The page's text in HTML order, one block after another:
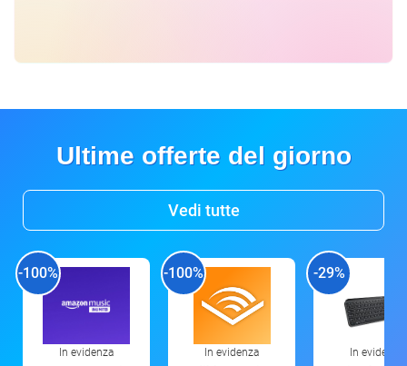
Ultime offerte del giorno
Vedi tutte
-100%
In evidenza
-100%
In evidenza
-29%
In evidenza